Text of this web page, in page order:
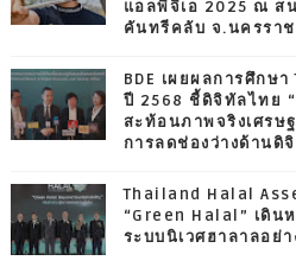
แอลพีจีเอ 2025 ณ ส
คันทรีคลับ จ.นครรา
BDE เผยผลการศึก
ปี 2568 ชี้ดิจิทัลไทย
สะท้อนภาพจริงเศรษ
การลดช่องว่างด้านดิ
Thailand Halal
“Green Halal” เดิ
ระบบนิเวศฮาลาลอย่